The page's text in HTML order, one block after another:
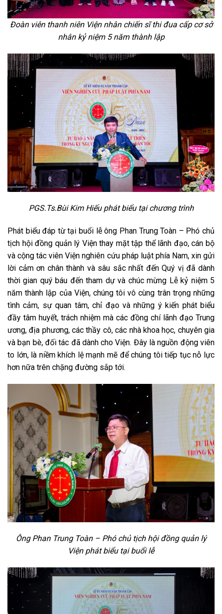
Đoàn viên thanh niên Viện nhân chiến sĩ thi đua cấp cơ sở
nhân kỷ niệm 5 năm thành lập
PGS.Ts.Bùi Kim Hiếu phát biểu tại chương trình
Phát biểu đáp từ tại buổi lễ ông Phan Trung Toàn – Phó chủ
tịch hội đồng quản lý Viện thay mặt tập thể lãnh đạo, cán bộ
và cộng tác viên Viện nghiên cứu pháp luật phía Nam, xin gửi
lời cảm ơn chân thành và sâu sắc nhất đến Quý vị đã dành
thời gian quý báu đến tham dự và chúc mừng Lễ kỷ niệm 5
năm thành lập của Viện, chúng tôi vô cùng trân trọng những
tình cảm, sự quan tâm, chỉ đạo và những ý kiến phát biểu
đầy tâm huyết, trách nhiệm mà các đồng chí lãnh đạo Trung
ương, địa phương, các thầy cô, các nhà khoa học, chuyên gia
và bạn bè, đối tác đã dành cho Viện. Đây là nguồn động viên
to lớn, là niềm khích lệ mạnh mẽ để chúng tôi tiếp tục nỗ lực
hơn nữa trên chặng đường sắp tới.
Ông Phan Trung Toàn – Phó chủ tịch hội đồng quản lý
Viện phát biểu tại buổi lễ